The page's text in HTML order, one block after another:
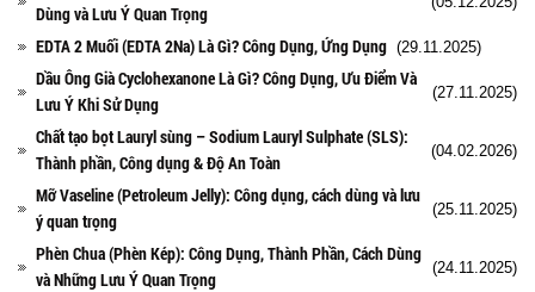
Dùng và Lưu Ý Quan Trọng
EDTA 2 Muối (EDTA 2Na) Là Gì? Công Dụng, Ứng Dụng (29.11.2025)
Dầu Ông Già Cyclohexanone Là Gì? Công Dụng, Ưu Điểm Và
Lưu Ý Khi Sử Dụng
(27.11.2025)
Chất tạo bọt Lauryl sùng – Sodium Lauryl Sulphate (SLS):
Thành phần, Công dụng & Độ An Toàn
(04.02.2026)
Mỡ Vaseline (Petroleum Jelly): Công dụng, cách dùng và lưu
ý quan trọng
(25.11.2025)
Phèn Chua (Phèn Kép): Công Dụng, Thành Phần, Cách Dùng
và Những Lưu Ý Quan Trọng
(24.11.2025)